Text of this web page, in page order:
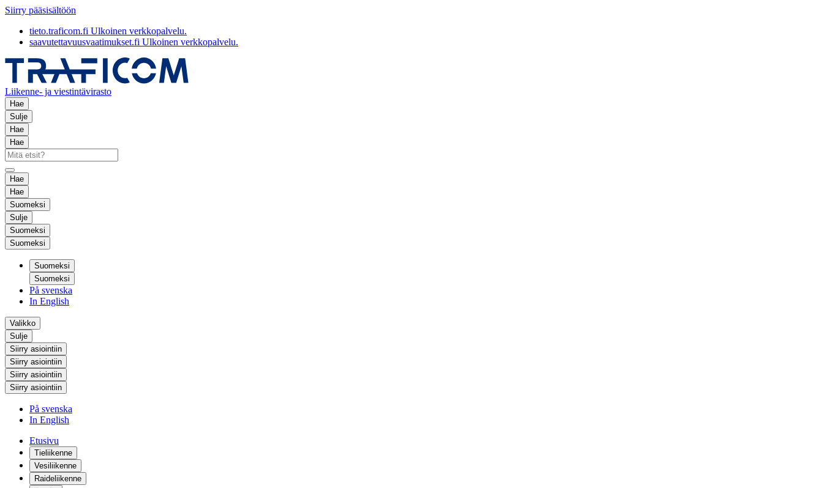
Siirry pääsisältöön
tieto.traficom.fi Ulkoinen verkkopalvelu.
saavutettavuusvaatimukset.fi Ulkoinen verkkopalvelu.
Liikenne- ja viestintävirasto
Hae
Sulje
Hae
Hae
Hae
Hae
Suomeksi
Sulje
Suomeksi
Suomeksi
Suomeksi
Suomeksi
På svenska
In English
Valikko
Sulje
Siirry asiointiin
Siirry asiointiin
Siirry asiointiin
Siirry asiointiin
På svenska
In English
Etusivu
Tieliikenne
Vesiliikenne
Raideliikenne